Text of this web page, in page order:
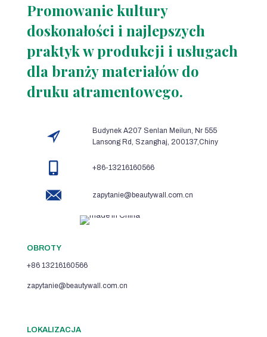
Promowanie kultury
doskonałości i najlepszych
praktyk w produkcji i usługach
dla branży materiałów do
druku atramentowego.
Budynek A207 Senlan Meilun, Nr 555
Lansong Rd, Szanghaj, 200137,Chiny
+86-13216160566
zapytanie@beautywall.com.cn
OBROTY
+86 13216160566
zapytanie@beautywall.com.cn
LOKALIZACJA